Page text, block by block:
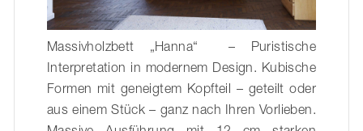
Massivholzbett „Hanna“ – Puristische
Interpretation in modernem Design. Kubische
Formen mit geneigtem Kopfteil – geteilt oder
aus einem Stück – ganz nach Ihren Vorlieben.